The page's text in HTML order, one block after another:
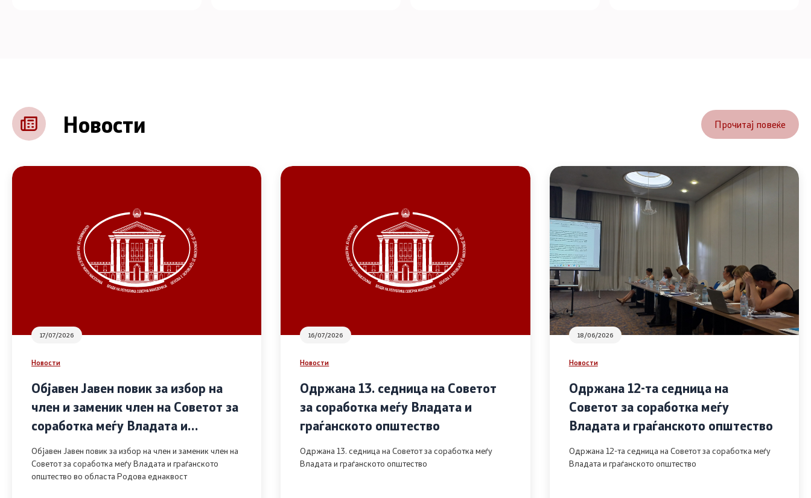
Новости Прочитај повеќе
17/07/2026
Новости
Објавен Јавен повик за избор на
член и заменик член на Советот за
соработка меѓу Владата и
граѓанското општество во областа
Родова еднаквост
Објавен Јавен повик за избор на член и заменик член на
Советот за соработка меѓу Владата и граѓанското
општество во областа Родова еднаквост
16/07/2026
Новости
Одржана 13. седница на Советот
за соработка меѓу Владата и
граѓанското општество
Одржана 13. седница на Советот за соработка меѓу
Владата и граѓанското општество
18/06/2026
Новости
Одржана 12-та седница на
Советот за соработка меѓу
Владата и граѓанското општество
Одржана 12-та седница на Советот за соработка меѓу
Владата и граѓанското општество